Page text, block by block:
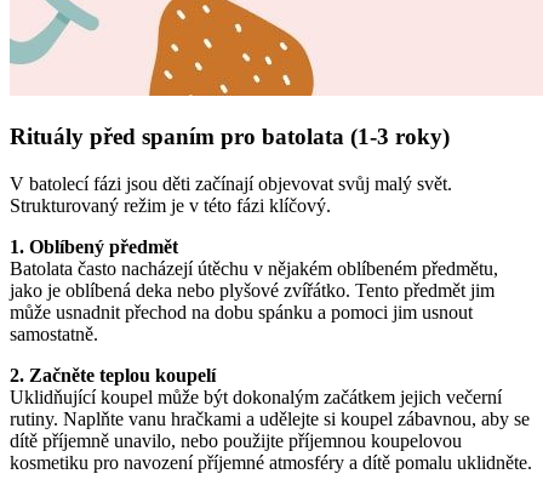
Rituály před spaním pro batolata (1-3 roky)
V batolecí fázi jsou děti začínají objevovat svůj malý svět.
Strukturovaný režim je v této fázi klíčový.
1. Oblíbený předmět
Batolata často nacházejí útěchu v nějakém oblíbeném předmětu,
jako je oblíbená deka nebo plyšové zvířátko. Tento předmět jim
může usnadnit přechod na dobu spánku a pomoci jim usnout
samostatně.
2. Začněte teplou koupelí
Uklidňující koupel může být dokonalým začátkem jejich večerní
rutiny. Naplňte vanu hračkami a udělejte si koupel zábavnou, aby se
dítě příjemně unavilo, nebo použijte příjemnou koupelovou
kosmetiku pro navození příjemné atmosféry a dítě pomalu uklidněte.